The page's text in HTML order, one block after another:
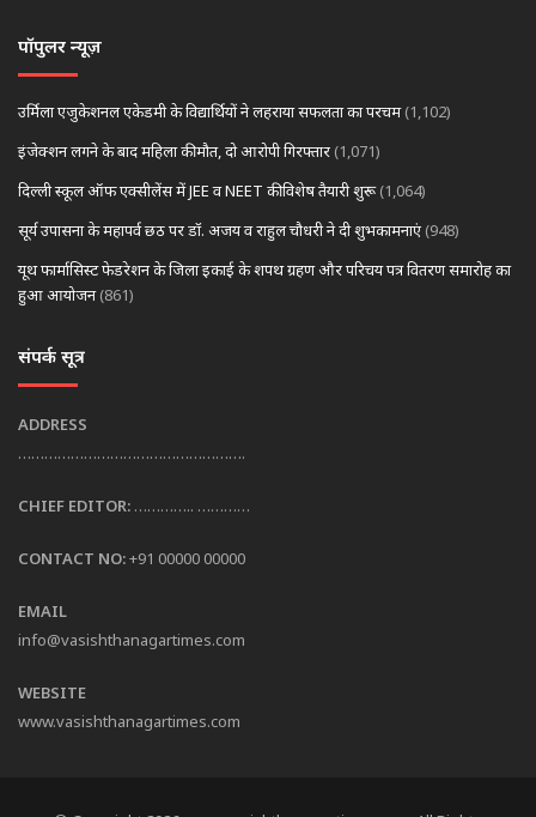
पॉपुलर न्यूज़
उर्मिला एजुकेशनल एकेडमी के विद्यार्थियों ने लहराया सफलता का परचम (1,102)
इंजेक्शन लगने के बाद महिला की मौत, दो आरोपी गिरफ्तार (1,071)
दिल्ली स्कूल ऑफ एक्सीलेंस में JEE व NEET की विशेष तैयारी शुरू (1,064)
सूर्य उपासना के महापर्व छठ पर डॉ. अजय व राहुल चौधरी ने दी शुभकामनाएं (948)
यूथ फार्मासिस्ट फेडरेशन के जिला इकाई के शपथ ग्रहण और परिचय पत्र वितरण समारोह का
हुआ आयोजन (861)
संपर्क सूत्र
ADDRESS
…………………………………………….
CHIEF EDITOR: ………….. …………
CONTACT NO:+91 00000 00000
EMAIL
info@vasishthanagartimes.com
WEBSITE
www.vasishthanagartimes.com